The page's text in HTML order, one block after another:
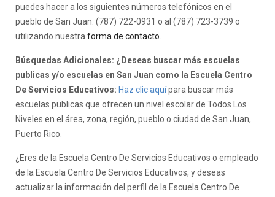
puedes hacer a los siguientes números telefónicos en el
pueblo de San Juan: (787) 722-0931 o al (787) 723-3739 o
utilizando nuestra forma de contacto
Búsquedas Adicionales: ¿Deseas buscar más escuelas
publicas y/o escuelas en San Juan como la Escuela Centro
De Servicios Educativos: Haz clic aquípara buscar más
escuelas publicas que ofrecen un nivel escolar de Todos Los
Niveles en el área, zona, región, pueblo o ciudad de San Juan,
Puerto Rico.
¿Eres de la Escuela Centro De Servicios Educativos o empleado
de la Escuela Centro De Servicios Educativos, y deseas
actualizar la información del perfil de la Escuela Centro De